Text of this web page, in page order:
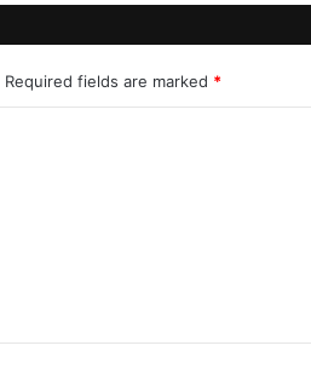
Required fields are marked *